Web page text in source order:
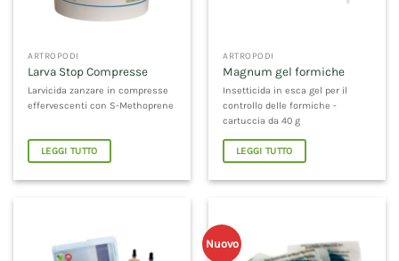
ARTROPODI
Larva Stop Compresse
Larvicida zanzare in compresse
effervescenti con S-Methoprene
LEGGI TUTTO
ARTROPODI
Magnum gel formiche
Insetticida in esca gel per il
controllo delle formiche -
cartuccia da 40 g
LEGGI TUTTO
Nuovo